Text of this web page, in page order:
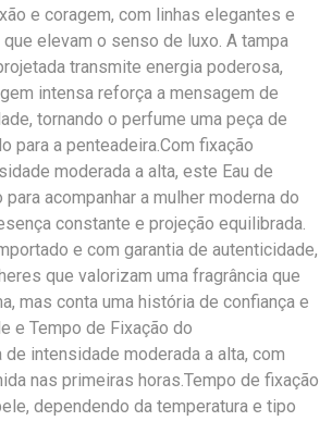
e coragem, com linhas elegantes e
elevam o senso de luxo. A tampa
transmite energia poderosa,
intensa reforça a mensagem de
tornando o perfume uma peça de
para a penteadeira.Com fixação
moderada a alta, este Eau de
acompanhar a mulher moderna do
constante e projeção equilibrada.
e com garantia de autenticidade,
que valorizam uma fragrância que
mas conta uma história de confiança e
e Tempo de Fixação do
de intensidade moderada a alta, com
nas primeiras horas.Tempo de fixação
dependendo da temperatura e tipo